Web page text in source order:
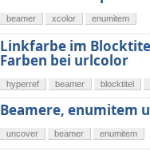
beamer xcolor enumitem
Linkfarbe im
Farben bei urlcolor
hyperref beamer blocktitel
Beamere, enumitem
uncover beamer enumitem